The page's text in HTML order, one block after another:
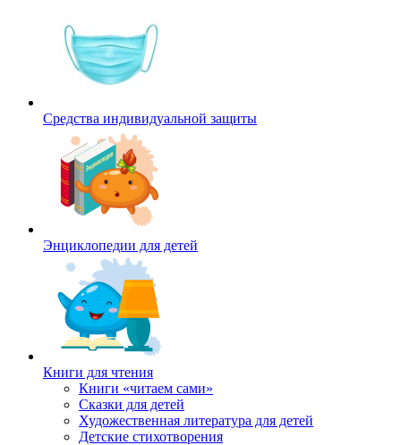
Средства индивидуальной защиты
Энциклопедии для детей
Книги для чтения
Книги «читаем сами»
Сказки для детей
Художественная литература для детей
Детские стихотворения